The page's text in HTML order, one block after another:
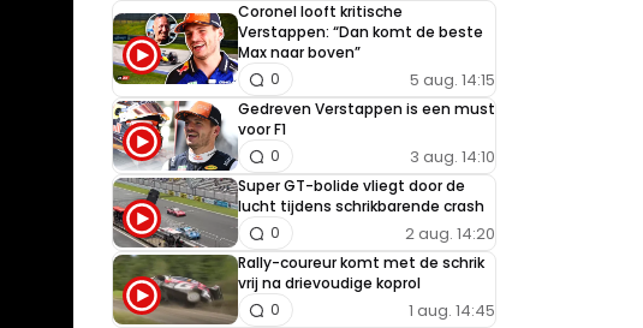
Coronel looft kritische
Verstappen: “Dan komt de beste
Max naar boven”
5 aug. 14:15
0
Gedreven Verstappen is een must
voor F1
3 aug. 14:10
0
Super GT-bolide vliegt door de
lucht tijdens schrikbarende crash
2 aug. 14:20
0
Rally-coureur komt met de schrik
vrij na drievoudige koprol
1 aug. 14:45
0